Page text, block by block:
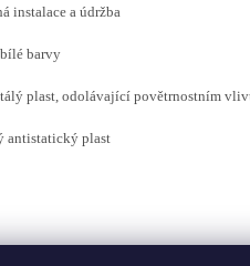
a údržba
odolávající povětrnostním
plast